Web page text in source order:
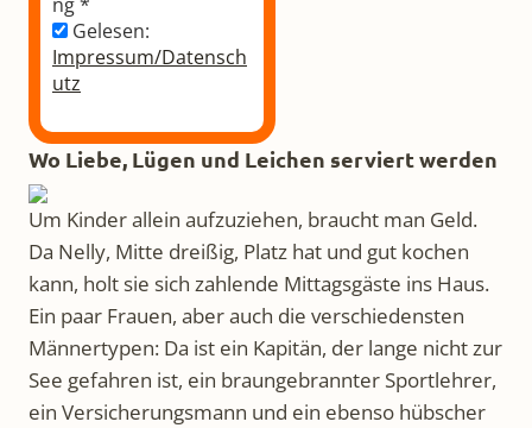
Gelesen:
Impressum/Datensch
utz
Wo Liebe, Lügen und Leichen serviert werden
Um Kinder allein aufzuziehen, braucht man Geld.
Da Nelly, Mitte dreißig, Platz hat und gut kochen
kann, holt sie sich zahlende Mittagsgäste ins Haus.
Ein paar Frauen, aber auch die verschiedensten
Männertypen: Da ist ein Kapitän, der lange nicht zur
See gefahren ist, ein braungebrannter Sportlehrer,
ein Versicherungsmann und ein ebenso hübscher